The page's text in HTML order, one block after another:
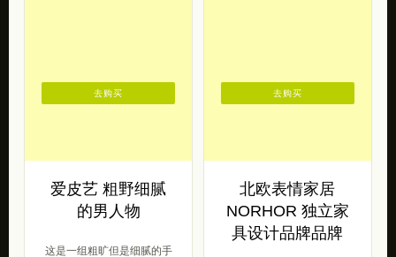
爱皮艺 粗野细腻
的男人物
这是一组粗旷但是细腻的手
去购买
北欧表情家居
NORHOR 独立家
具设计品牌品牌
去购买